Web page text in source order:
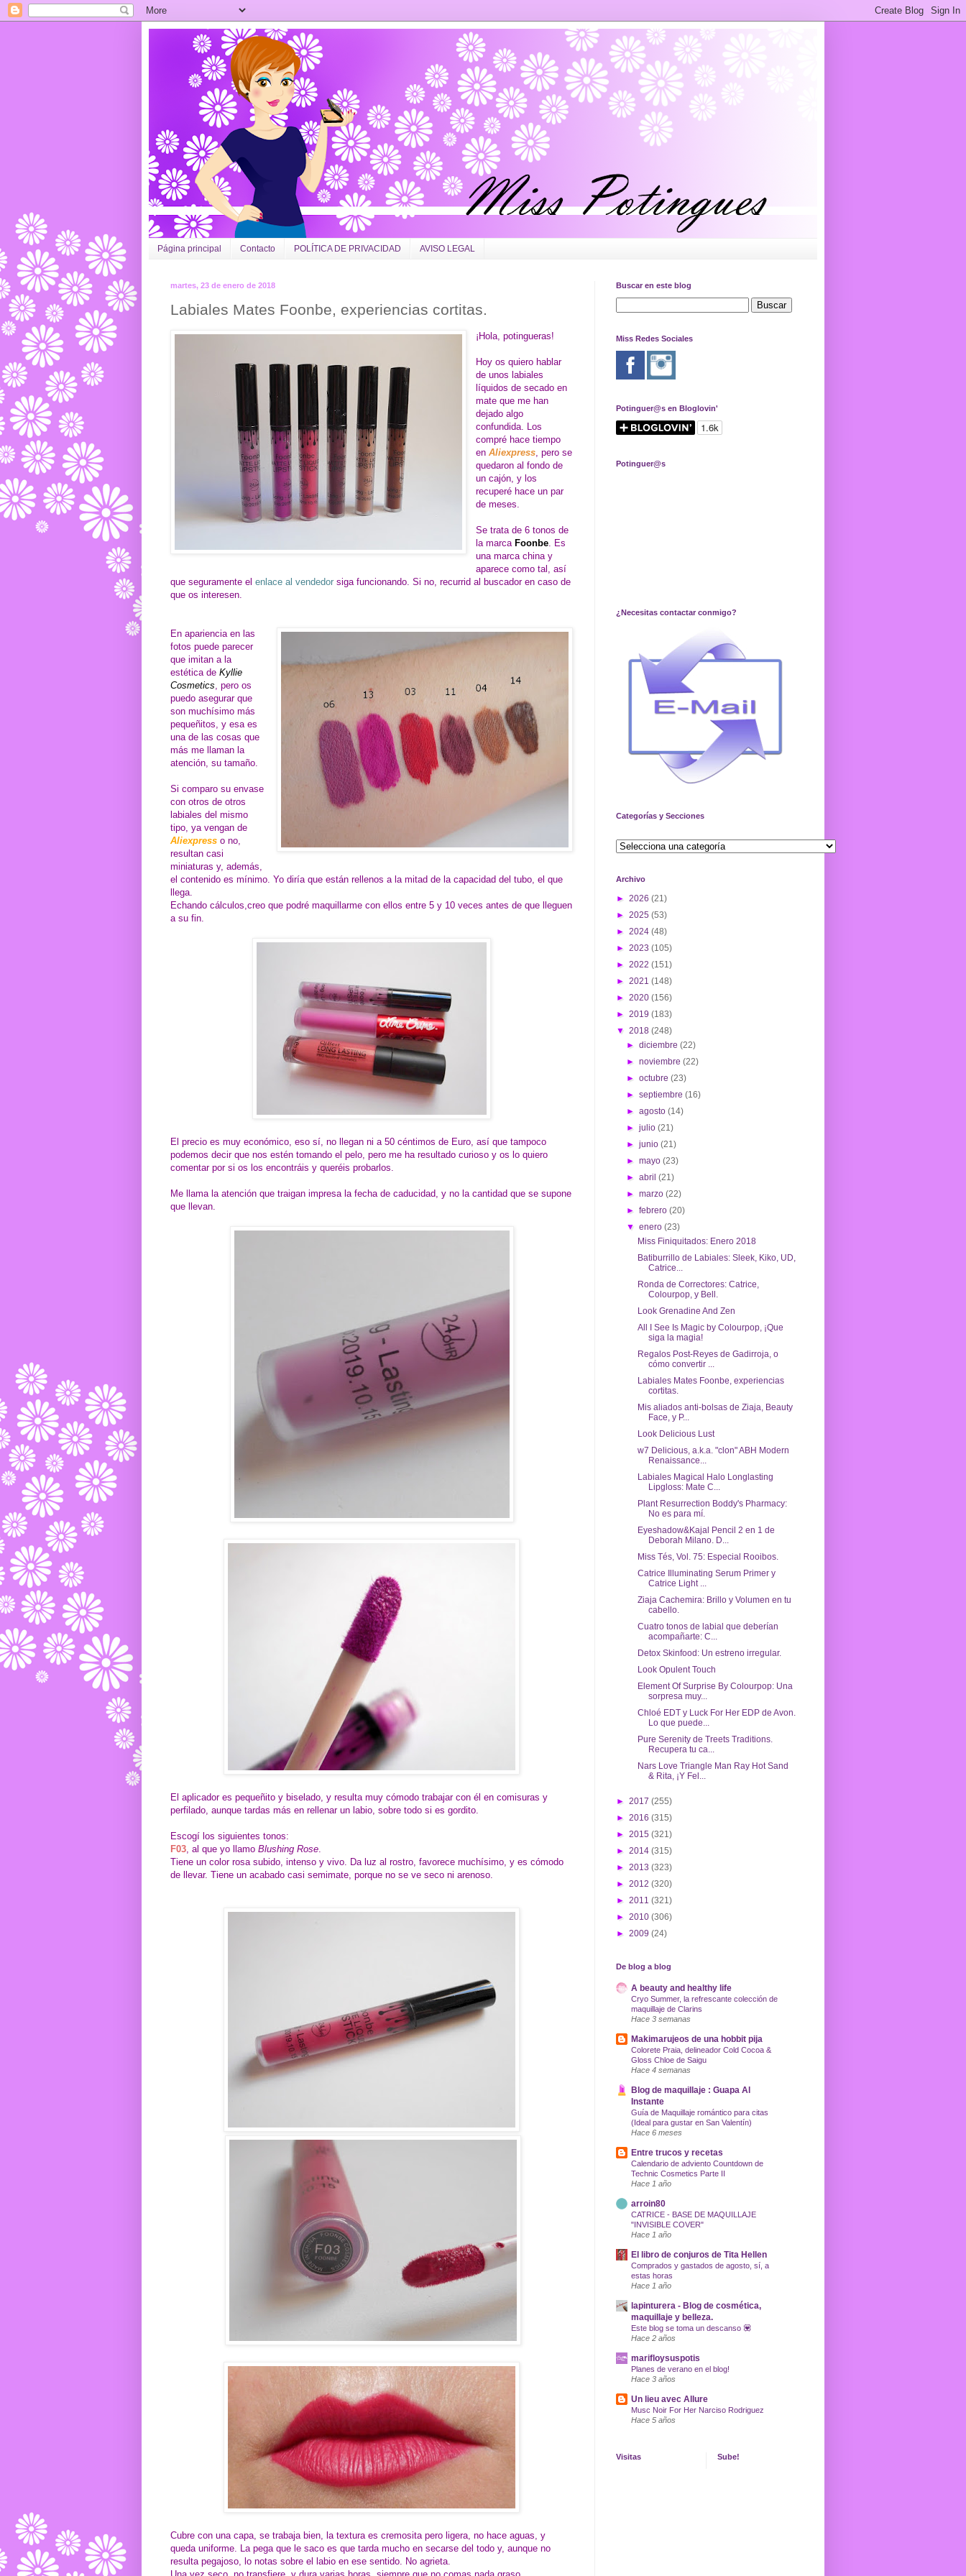
Página principal Contacto POLÍTICA DE PRIVACIDAD AVISO LEGAL
martes, 23 de enero de 2018
Labiales Mates Foonbe, experiencias cortitas.
¡Hola, potingueras!
Hoy os quiero hablar
de unos labiales
líquidos de secado en
mate que me han
dejado algo
confundida. Los
compré hace tiempo
enAliexpress, pero se
quedaron al fondo de
un cajón, y los
recuperé hace un par
de meses.
Se trata de 6 tonos de
la marca Foonbe. Es
una marca china y
aparece como tal, así
que seguramente el enlace al vendedor siga funcionando. Si no, recurrid al buscador en caso de
que os interesen.
En apariencia en las
fotos puede parecer
que imitan a la
estética de Kyllie
Cosmetics, pero os
puedo asegurar que
son muchísimo más
pequeñitos, y esa es
una de las cosas que
más me llaman la
atención, su tamaño.
Si comparo su envase
con otros de otros
labiales del mismo
tipo, ya vengan de
Aliexpress o no,
resultan casi
miniaturas y, además,
el contenido es mínimo. Yo diría que están rellenos a la mitad de la capacidad del tubo, el que
llega.
Echando cálculos,creo que podré maquillarme con ellos entre 5 y 10 veces antes de que lleguen
a su fin.
El precio es muy económico, eso sí, no llegan ni a 50 céntimos de Euro, así que tampoco
podemos decir que nos estén tomando el pelo, pero me ha resultado curioso y os lo quiero
comentar por si os los encontráis y queréis probarlos.
Me llama la atención que traigan impresa la fecha de caducidad, y no la cantidad que se supone
que llevan.
El aplicador es pequeñito y biselado, y resulta muy cómodo trabajar con él en comisuras y
perfilado, aunque tardas más en rellenar un labio, sobre todo si es gordito.
Escogí los siguientes tonos:
F03, al que yo llamo Blushing Rose.
Tiene un color rosa subido, intenso y vivo. Da luz al rostro, favorece muchísimo, y es cómodo
de llevar. Tiene un acabado casi semimate, porque no se ve seco ni arenoso.
Cubre con una capa, se trabaja bien, la textura es cremosita pero ligera, no hace aguas, y
queda uniforme. La pega que le saco es que tarda mucho en secarse del todo y, aunque no
resulta pegajoso, lo notas sobre el labio en ese sentido. No agrieta.
Buscar en este blog
Miss Redes Sociales
Potinguer@s en Bloglovin'
Potinguer@s
¿Necesitas contactar conmigo?
Categorías y Secciones
Archivo
► 2026 (21)
► 2025 (53)
► 2024 (48)
► 2023 (105)
► 2022 (151)
► 2021 (148)
► 2020 (156)
► 2019 (183)
▼ 2018 (248)
►diciembre(22)
►noviembre(22)
►octubre(23)
►septiembre(16)
►agosto(14)
►julio(21)
►junio(21)
►mayo(23)
►abril(21)
►marzo(22)
►febrero(20)
▼enero(23)
Miss Finiquitados: Enero 2018
Batiburrillo de Labiales: Sleek, Kiko, UD,
Catrice...
Ronda de Correctores: Catrice,
Colourpop, y Bell.
Look Grenadine And Zen
All I See Is Magic by Colourpop, ¡Que
siga la magia!
Regalos Post-Reyes de Gadirroja, o
cómo convertir ...
Labiales Mates Foonbe, experiencias
cortitas.
Mis aliados anti-bolsas de Ziaja, Beauty
Face, y P...
Look Delicious Lust
w7 Delicious, a.k.a. "clon" ABH Modern
Renaissance...
Labiales Magical Halo Longlasting
Lipgloss: Mate C...
Plant Resurrection Boddy's Pharmacy:
No es para mí.
Eyeshadow&Kajal Pencil 2 en 1 de
Deborah Milano. D...
Miss Tés, Vol. 75: Especial Rooibos.
Catrice Illuminating Serum Primer y
Catrice Light ...
Ziaja Cachemira: Brillo y Volumen en tu
cabello.
Cuatro tonos de labial que deberían
acompañarte: C...
Detox Skinfood: Un estreno irregular.
Look Opulent Touch
Element Of Surprise By Colourpop: Una
sorpresa muy...
Chloé EDT y Luck For Her EDP de Avon.
Lo que puede...
Pure Serenity de Treets Traditions.
Recupera tu ca...
Nars Love Triangle Man Ray Hot Sand
& Rita, ¡Y Fel...
► 2017 (255)
► 2016 (315)
► 2015 (321)
► 2014 (315)
► 2013 (323)
► 2012 (320)
► 2011 (321)
► 2010 (306)
► 2009 (24)
De blog a blog
A beauty and healthy life
Cryo Summer, la refrescante colección de
maquillaje de Clarins
Hace 3 semanas
Makimarujeos de una hobbit pija
Colorete Praia, delineador Cold Cocoa &
Gloss Chloe de Saigu
Hace 4 semanas
Blog de maquillaje : Guapa Al
Instante
Guía de Maquillaje romántico para citas
(Ideal para gustar en San Valentín)
Hace 6 meses
Entre trucos y recetas
Calendario de adviento Countdown de
Technic Cosmetics Parte II
Hace 1 año
arroin80
CATRICE - BASE DE MAQUILLAJE
"INVISIBLE COVER"
Hace 1 año
El libro de conjuros de Tita Hellen
Comprados y gastados de agosto, sí, a
estas horas
Hace 1 año
lapinturera - Blog de cosmética,
maquillaje y belleza.
Este blog se toma un descanso 💟
Hace 2 años
marifloysuspotis
Planes de verano en el blog!
Hace 3 años
Un lieu avec Allure
Musc Noir For Her Narciso Rodriguez
Hace 5 años
Visitas Sube!